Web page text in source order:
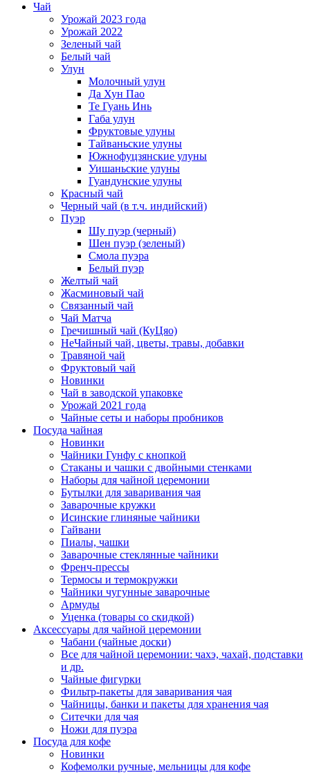
Чай
Урожай 2023 года
Урожай 2022
Зеленый чай
Белый чай
Улун
Молочный улун
Да Хун Пао
Те Гуань Инь
Габа улун
Фруктовые улуны
Тайваньские улуны
Южнофуцзянские улуны
Уишаньские улуны
Гуандунские улуны
Красный чай
Черный чай (в т.ч. индийский)
Пуэр
Шу пуэр (черный)
Шен пуэр (зеленый)
Смола пуэра
Белый пуэр
Желтый чай
Жасминовый чай
Связанный чай
Чай Матча
Гречишный чай (КуЦяо)
НеЧайный чай, цветы, травы, добавки
Травяной чай
Фруктовый чай
Новинки
Чай в заводской упаковке
Урожай 2021 года
Чайные сеты и наборы пробников
Посуда чайная
Новинки
Чайники Гунфу с кнопкой
Стаканы и чашки с двойными стенками
Наборы для чайной церемонии
Бутылки для заваривания чая
Заварочные кружки
Исинские глиняные чайники
Гайвани
Пиалы, чашки
Заварочные стеклянные чайники
Френч-прессы
Термосы и термокружки
Чайники чугунные заварочные
Армуды
Уценка (товары со скидкой)
Аксессуары для чайной церемонии
Чабани (чайные доски)
Все для чайной церемонии: чахэ, чахай, подставки
и др.
Чайные фигурки
Фильтр-пакеты для заваривания чая
Чайницы, банки и пакеты для хранения чая
Ситечки для чая
Ножи для пуэра
Посуда для кофе
Новинки
Кофемолки ручные, мельницы для кофе